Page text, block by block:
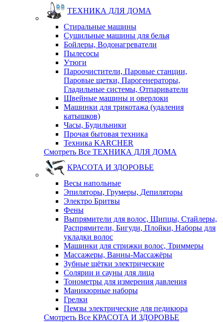
ТЕХНИКА ДЛЯ ДОМА
Стиральные машины
Сушильные машины для белья
Бойлеры, Водонагреватели
Пылесосы
Утюги
Пароочистители, Паровые станции,
Паровые щетки, Парогенераторы,
Гладильные системы, Отпариватели
Швейные машины и оверлоки
Машинки для трикотажа (удаления
катышков)
Часы, Будильники
Прочая бытовая техника
Техника KARCHER
Смотреть Все ТЕХНИКА ДЛЯ ДОМА
КРАСОТА И ЗДОРОВЬЕ
Весы напольные
Эпиляторы, Грумеры, Депиляторы
Электро Бритвы
Фены
Выпрямители для волос, Щипцы, Стайлеры,
Распрямители, Бигуди, Плойки, Наборы для
укладки волос
Машинки для стрижки волос, Триммеры
Массажеры, Ванны-Массажёры
Зубные щётки электрические
Солярии и сауны для лица
Тонометры для измерения давления
Маникюрные наборы
Грелки
Пемзы электрические для педикюра
Смотреть Все КРАСОТА И ЗДОРОВЬЕ